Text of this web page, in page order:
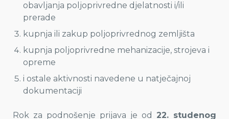
obavljanja poljoprivredne djelatnosti i/ili
prerade
kupnja ili zakup poljoprivrednog zemljišta
kupnja poljoprivredne mehanizacije, strojeva i
opreme
i ostale aktivnosti navedene u natječajnoj
dokumentaciji
Rok za podnošenje prijava je od 22. studenog